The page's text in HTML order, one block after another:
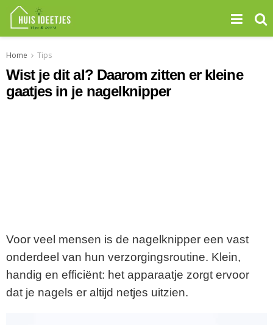
Home Tips
Wist je dit al? Daarom zitten er kleine
gaatjes in je nagelknipper
Voor veel mensen is de nagelknipper een vast
onderdeel van hun verzorgingsroutine. Klein,
handig en efficiënt: het apparaatje zorgt ervoor
dat je nagels er altijd netjes uitzien.